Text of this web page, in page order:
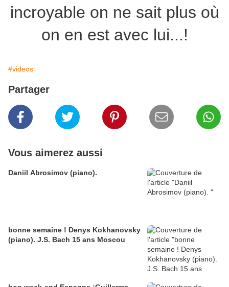
incroyable on ne sait plus où
on en est avec lui...!
#videos
Partager
Vous aimerez aussi
Daniil Abrosimov (piano).
bonne semaine ! Denys Kokhanovsky
(piano). J.S. Bach 15 ans Moscou